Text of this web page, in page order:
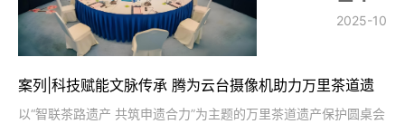
案列|科技赋能文脉传承 腾为云台摄像机助力万里茶道遗
产保护圆桌会议召开
以“智联茶路遗产 共筑申遗合力”为主题的万里茶道遗产保护圆桌会
2025-10